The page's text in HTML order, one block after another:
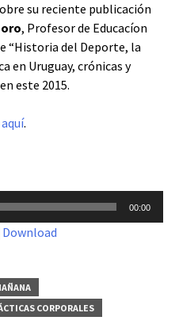
su reciente publicación
, Profesor de Educacíon
“Historia del Deporte, la
en Uruguay, crónicas y
este 2015.
.
00:00
Download
CORPORALES